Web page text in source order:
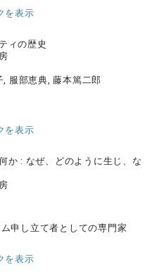
を表示
ィの歴史
服部恵典, 藤本篤二郎
を表示
か : なぜ、どのように生じ、な
申し立て者としての専門家
を表示